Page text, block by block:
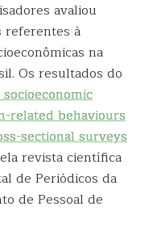
avaliou
referentes à
na
Os resultados do
related behaviours
sectional surveys
revista científica
de Periódicos da
de Pessoal de